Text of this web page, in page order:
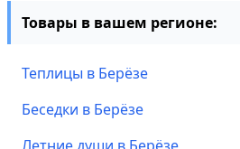
Товары в вашем регионе:
Теплицы в Берёзе
Беседки в Берёзе